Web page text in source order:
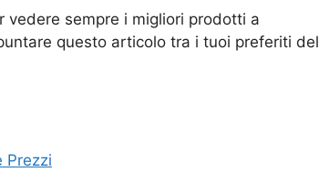
sempre i migliori prodotti a
questo articolo tra i tuoi preferiti del
Prezzi